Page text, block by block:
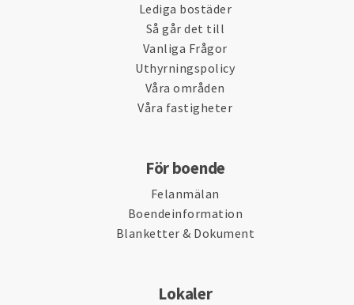
Lediga bostäder
Så går det till
Vanliga Frågor
Uthyrningspolicy
Våra områden
Våra fastigheter
För boende
Felanmälan
Boendeinformation
Blanketter & Dokument
Lokaler